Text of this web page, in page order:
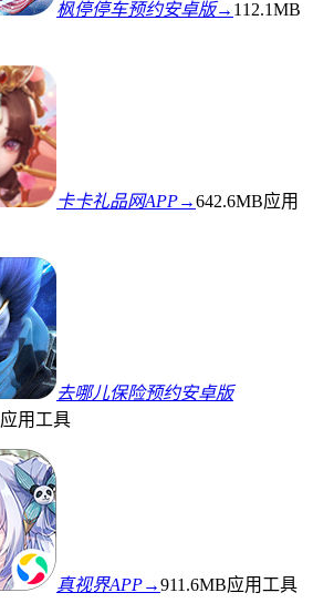
枫停停车预约安卓版→ 112.1MB
卡卡礼品网APP→642.6MB应用
去哪儿保险预约安卓版
应用工具
真视界APP→911.6MB应用工具